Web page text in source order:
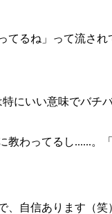
るね」って流され
にいい意味でバチ
わってるし......。
自信あります（笑